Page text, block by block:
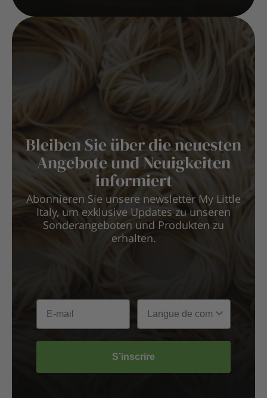
Bleiben Sie über die neuesten
Angebote und Neuigkeiten
informiert
Abonnieren Sie unsere newsletter My Little
Italy, um exklusive Updates zu unseren
Sonderangeboten und Produkten zu
erhalten.
S’inscrire